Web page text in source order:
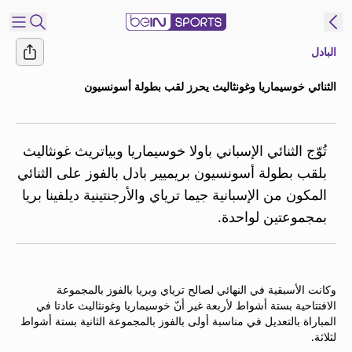
النسخة
MENA
إدارة
التنبيهات
النشرة
الإخبارية
اتصل بنا
البادل
الثنائي خوسيماريا وغونثاليث يحرز لقب بطولة أسونسيون
تُوّج الثنائي الإسباني باولا خوسيماريا وبياتريث غونثاليث
بلقب بطولة أسونسيون بريميير بادل بالفوز على الثنائي
المكون من الإسبانية جيما ترياي والأرجنتينية ديلفينا بريا
بمجموعتين لواحدة.
وكانت الأسبقية في النهائي لصالح ترياي وبريا بالفوز بالمجموعة
الافتتاحية بستة أشواط لأربعة غير أنّ خوسيماريا وغونثاليث عادتا في
المباراة بالتعديل في مناسبة أولى بالفوز بالمجموعة الثانية بستة أشواط
لثلاثة.